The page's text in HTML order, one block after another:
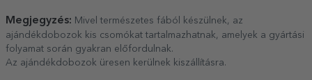
Megjegyzés: Mivel természetes fából készülnek, az
ajándékdobozok kis csomókat tartalmazhatnak, amelyek a gyártási
folyamat során gyakran előfordulnak.
Az ajándékdobozok üresen kerülnek kiszállításra.